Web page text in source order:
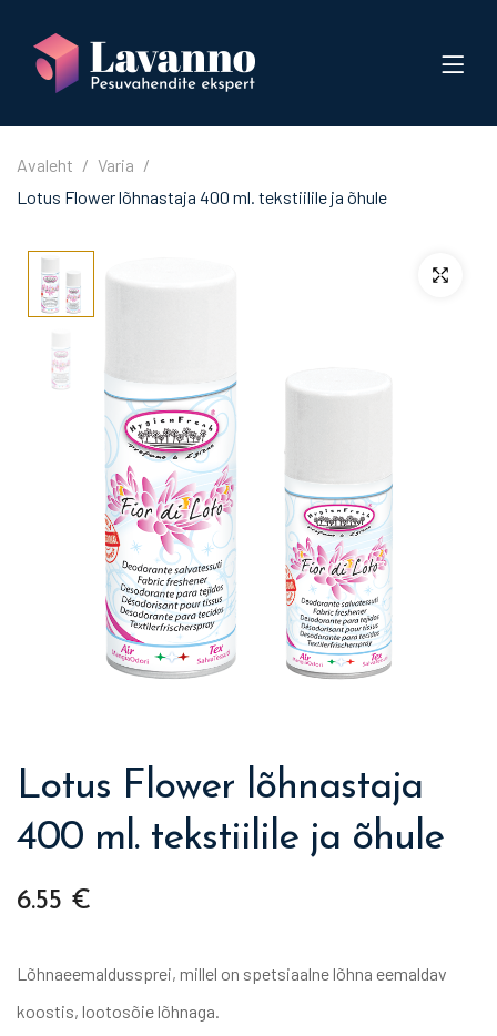
Avaleht
Varia
Lotus Flower lõhnastaja 400 ml. tekstiilile ja õhule
Lotus Flower lõhnastaja
400 ml. tekstiilile ja õhule
6.55 €
Lõhnaeemaldussprei, millel on spetsiaalne lõhna eemaldav
koostis, lootosõie lõhnaga.